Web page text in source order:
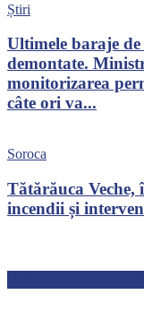
Știri
Ultimele baraje
demontate.
monitorizarea
câte ori va...
Soroca
Tătărăuca Veche,
incendii și